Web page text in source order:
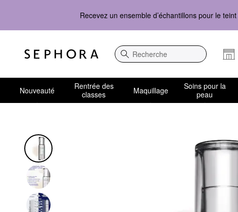
Recevez un ensemble d’échantillons pour le teint
Recherche
Nouveauté
Rentrée des
classes
Maquillage
Soins pour la
peau